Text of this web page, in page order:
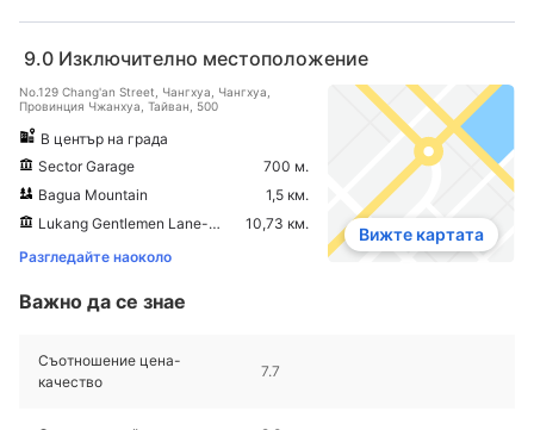
9.0 Изключително местоположение
No.129 Chang'an Street, Чангхуа, Чангхуа,
Провинция Чжанхуа, Тайван, 500
В център на града
Sector Garage
700 м.
Bagua Mountain
1,5 км.
Lukang Gentlemen Lane-Molu Lane
10,73 км.
Разгледайте наоколо
Вижте картата
Важно да се знае
Съотношение цена-
качество
7.7